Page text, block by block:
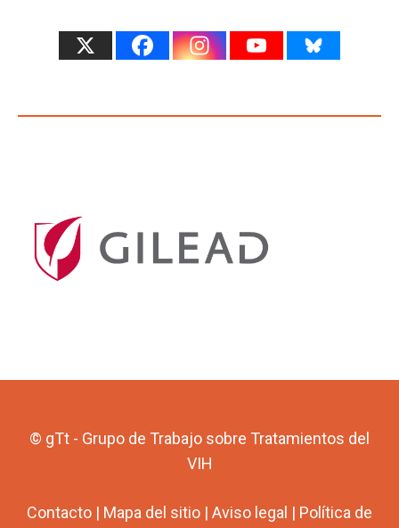
© gTt - Grupo de Trabajo sobre Tratamientos del
VIH
Contacto | Mapa del sitio | Aviso legal | Política de